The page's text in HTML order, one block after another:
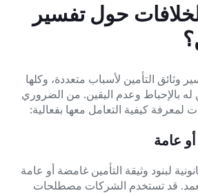
حول تفسير
وثائق التأمين لأسباب متعددة، وكلها
بالإحباط وعدم اليقين. من الضروري
كيفية التعامل معها بفعالية:
عامة
لبنود وثيقة التأمين غامضة أو عامة
قد تستخدم الشركات مصطلحات